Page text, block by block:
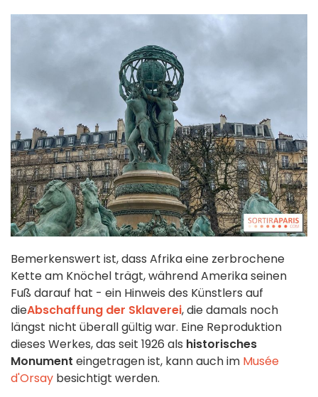
Bemerkenswert ist, dass Afrikaeine zerbrochene
Kette am Knöchel trägt, während Amerika seinen
Fuß darauf hat - ein Hinweis des Künstlers auf
dieAbschaffung der Sklaverei, die damals noch
längst nicht überall gültig war. Eine Reproduktion
dieses Werkes, das seit 1926 als historisches
Monument eingetragen ist, kann auch im Musée
d'Orsay besichtigt werden.